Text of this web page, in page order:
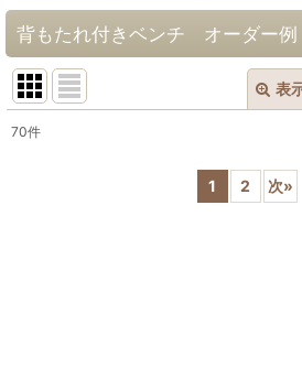
背もたれ付きベンチ オーダー例
表
70件
1 2 次»